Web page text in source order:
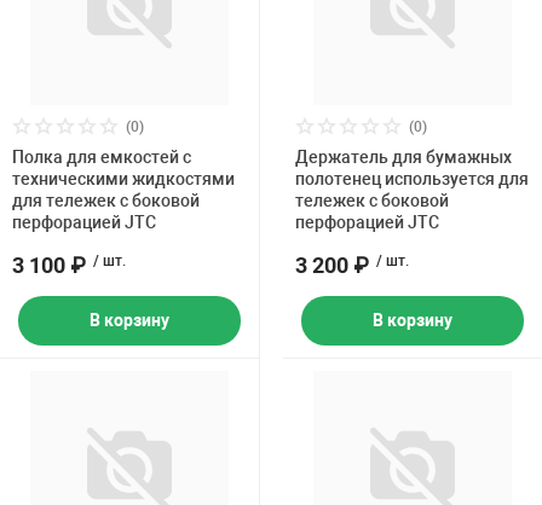
(0)
Полка для емкостей с
техническими жидкостями
для тележек с боковой
перфорацией JTC
3 100 ₽ / шт.
В корзину
(0)
Держатель для бумажных
полотенец используется для
тележек с боковой
перфорацией JTC
3 200 ₽ / шт.
В корзину